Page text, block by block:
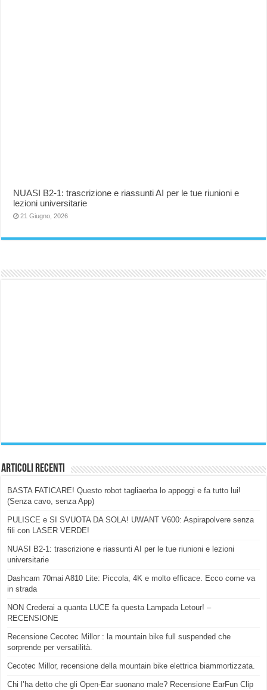
NUASI B2-1: trascrizione e riassunti AI per le tue riunioni e
lezioni universitarie
21 Giugno, 2026
Articoli Recenti
BASTA FATICARE! Questo robot tagliaerba lo appoggi e fa tutto lui!
(Senza cavo, senza App)
PULISCE e SI SVUOTA DA SOLA! UWANT V600: Aspirapolvere senza
fili con LASER VERDE!
NUASI B2-1: trascrizione e riassunti AI per le tue riunioni e lezioni
universitarie
Dashcam 70mai A810 Lite: Piccola, 4K e molto efficace. Ecco come va
in strada
NON Crederai a quanta LUCE fa questa Lampada Letour! –
RECENSIONE
Recensione Cecotec Millor : la mountain bike full suspended che
sorprende per versatilità.
Cecotec Millor, recensione della mountain bike elettrica biammortizzata.
Chi l’ha detto che gli Open-Ear suonano male? Recensione EarFun Clip